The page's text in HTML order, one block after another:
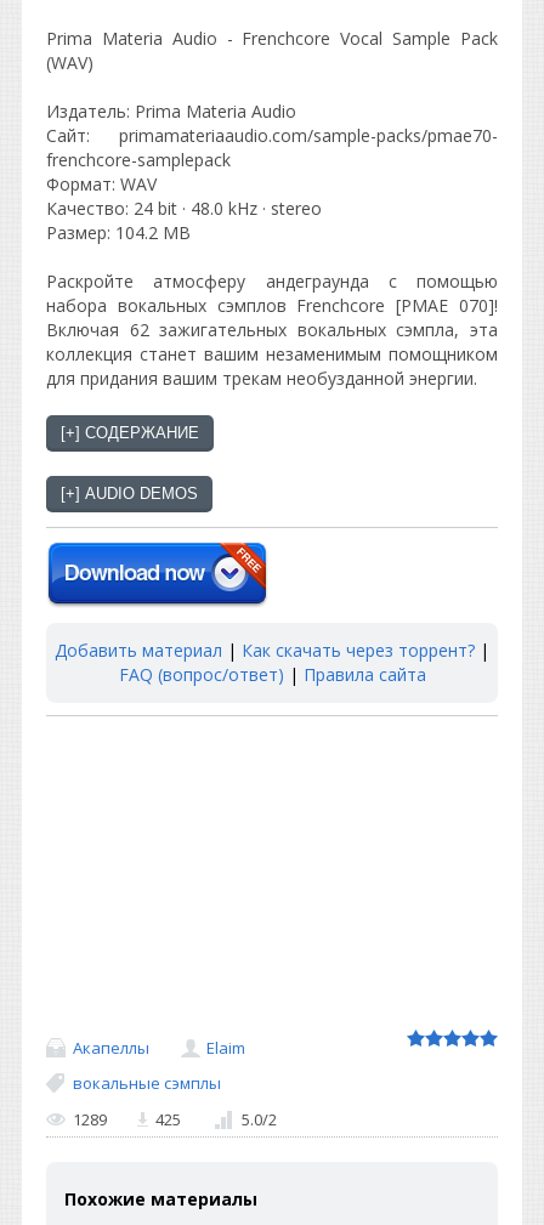
Prima Materia Audio - Frenchcore Vocal Sample Pack
(WAV)
Издатель: Prima Materia Audio
Сайт: primamateriaaudio.com/sample-packs/pmae70-
frenchcore-samplepack
Формат: WAV
Качество: 24 bit · 48.0 kHz · stereo
Размер: 104.2 MB
Раскройте атмосферу андеграунда с помощью
набора вокальных сэмплов Frenchcore [PMAE 070]!
Включая 62 зажигательных вокальных сэмпла, эта
коллекция станет вашим незаменимым помощником
для придания вашим трекам необузданной энергии.
Добавить материал | Как скачать через торрент? |
FAQ (вопрос/ответ) | Правила сайта
Акапеллы
Elaim
вокальные сэмплы
1289
425 5.0/2
Похожие материалы